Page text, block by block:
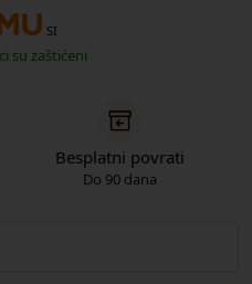
SI
su zaštićeni
Besplatni povrati
Do 90 dana